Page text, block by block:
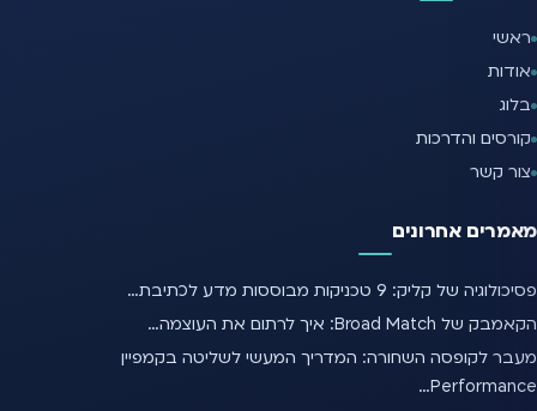
ראשי
אודות
בלוג
קורסים והדרכות
צור קשר
מאמרים אחרונים
פסיכולוגיה של קליק: 9 טכניקות מבוססות מדע לכתיבת…
הקאמבק של Broad Match: איך לרתום את העוצמה…
מעבר לקופסה השחורה: המדריך המעשי לשליטה בקמפיין
Performance…